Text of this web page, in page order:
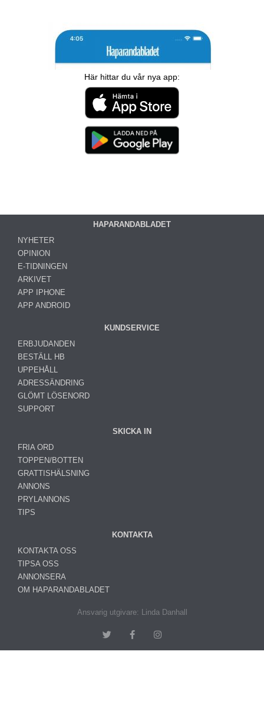
Här hittar du vår nya app:
HAPARANDABLADET
NYHETER
OPINION
E-TIDNINGEN
ARKIVET
APP IPHONE
APP ANDROID
KUNDSERVICE
ERBJUDANDEN
BESTÄLL HB
UPPEHÅLL
ADRESSÄNDRING
GLÖMT LÖSENORD
SUPPORT
SKICKA IN
FRIA ORD
TOPPEN/BOTTEN
GRATTISHÄLSNING
ANNONS
PRYLANNONS
TIPS
KONTAKTA
KONTAKTA OSS
TIPSA OSS
ANNONSERA
OM HAPARANDABLADET
Ansvarig utgivare: Linda Danhall